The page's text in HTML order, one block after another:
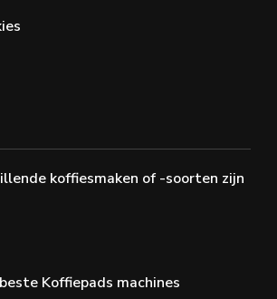
koffiesmaken of -soorten zijn
Koffiepads machines